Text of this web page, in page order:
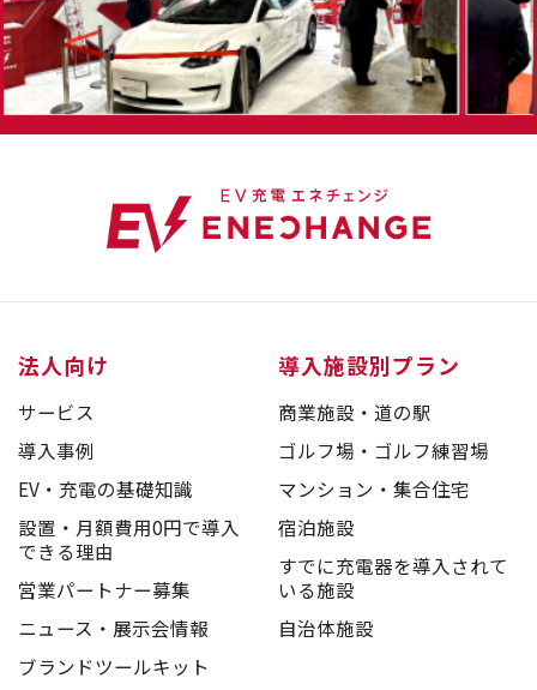
法人向け
サービス
導入事例
EV・充電の基礎知識
設置・月額費用0円で導入
できる理由
営業パートナー募集
ニュース・展示会情報
ブランドツールキット
導入施設別プラン
商業施設・道の駅
ゴルフ場・ゴルフ練習場
マンション・集合住宅
宿泊施設
すでに充電器を導入されて
いる施設
自治体施設